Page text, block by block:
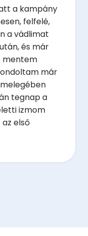
a kampány
felfelé,
a vádlimat
és már
mentem
már
tegnap a
izmom
első